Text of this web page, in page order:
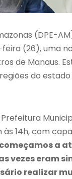
(DPE-
(26), uma
de Manaus.
do
14h, com
a
vezes eram
realizar